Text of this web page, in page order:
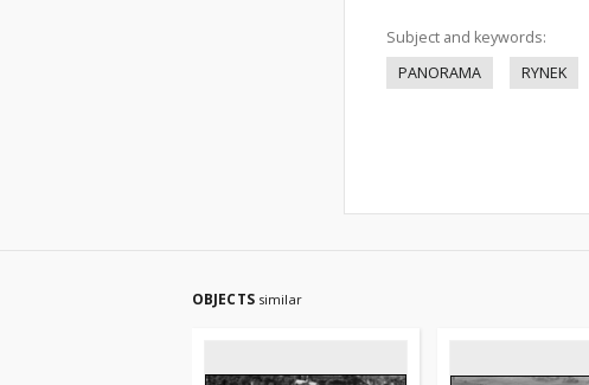
Subject and keywords:
PANORAMA
RYNEK
OBJECTS similar